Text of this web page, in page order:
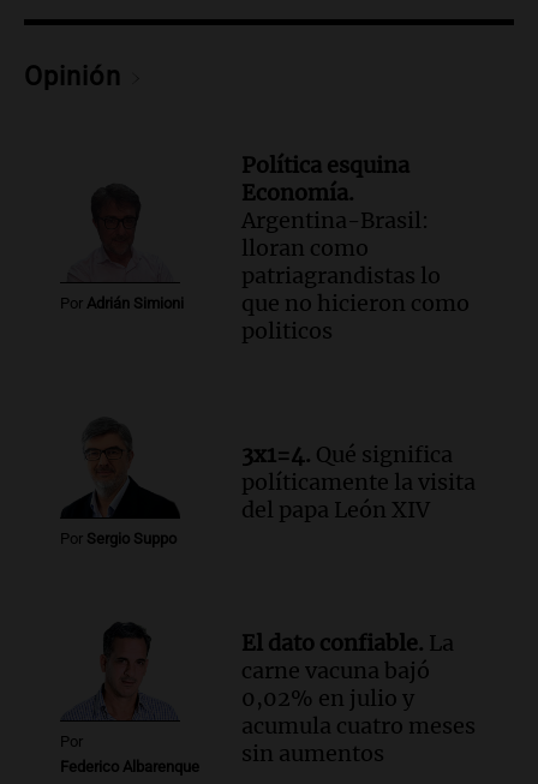
Fe relativiza el impacto del fallo sobre
jubilaciones en la provincia
Panorama Federal
Opinión
Por Adrián Simioni
Política esquina
Economía.
Argentina-Brasil:
lloran como
patriagrandistas lo
que no hicieron como
politicos
Por Sergio Suppo
3x1=4. Qué significa
políticamente la visita
del papa León XIV
Por
Federico Albarenque
El dato confiable. La
carne vacuna bajó
0,02% en julio y
acumula cuatro meses
sin aumentos